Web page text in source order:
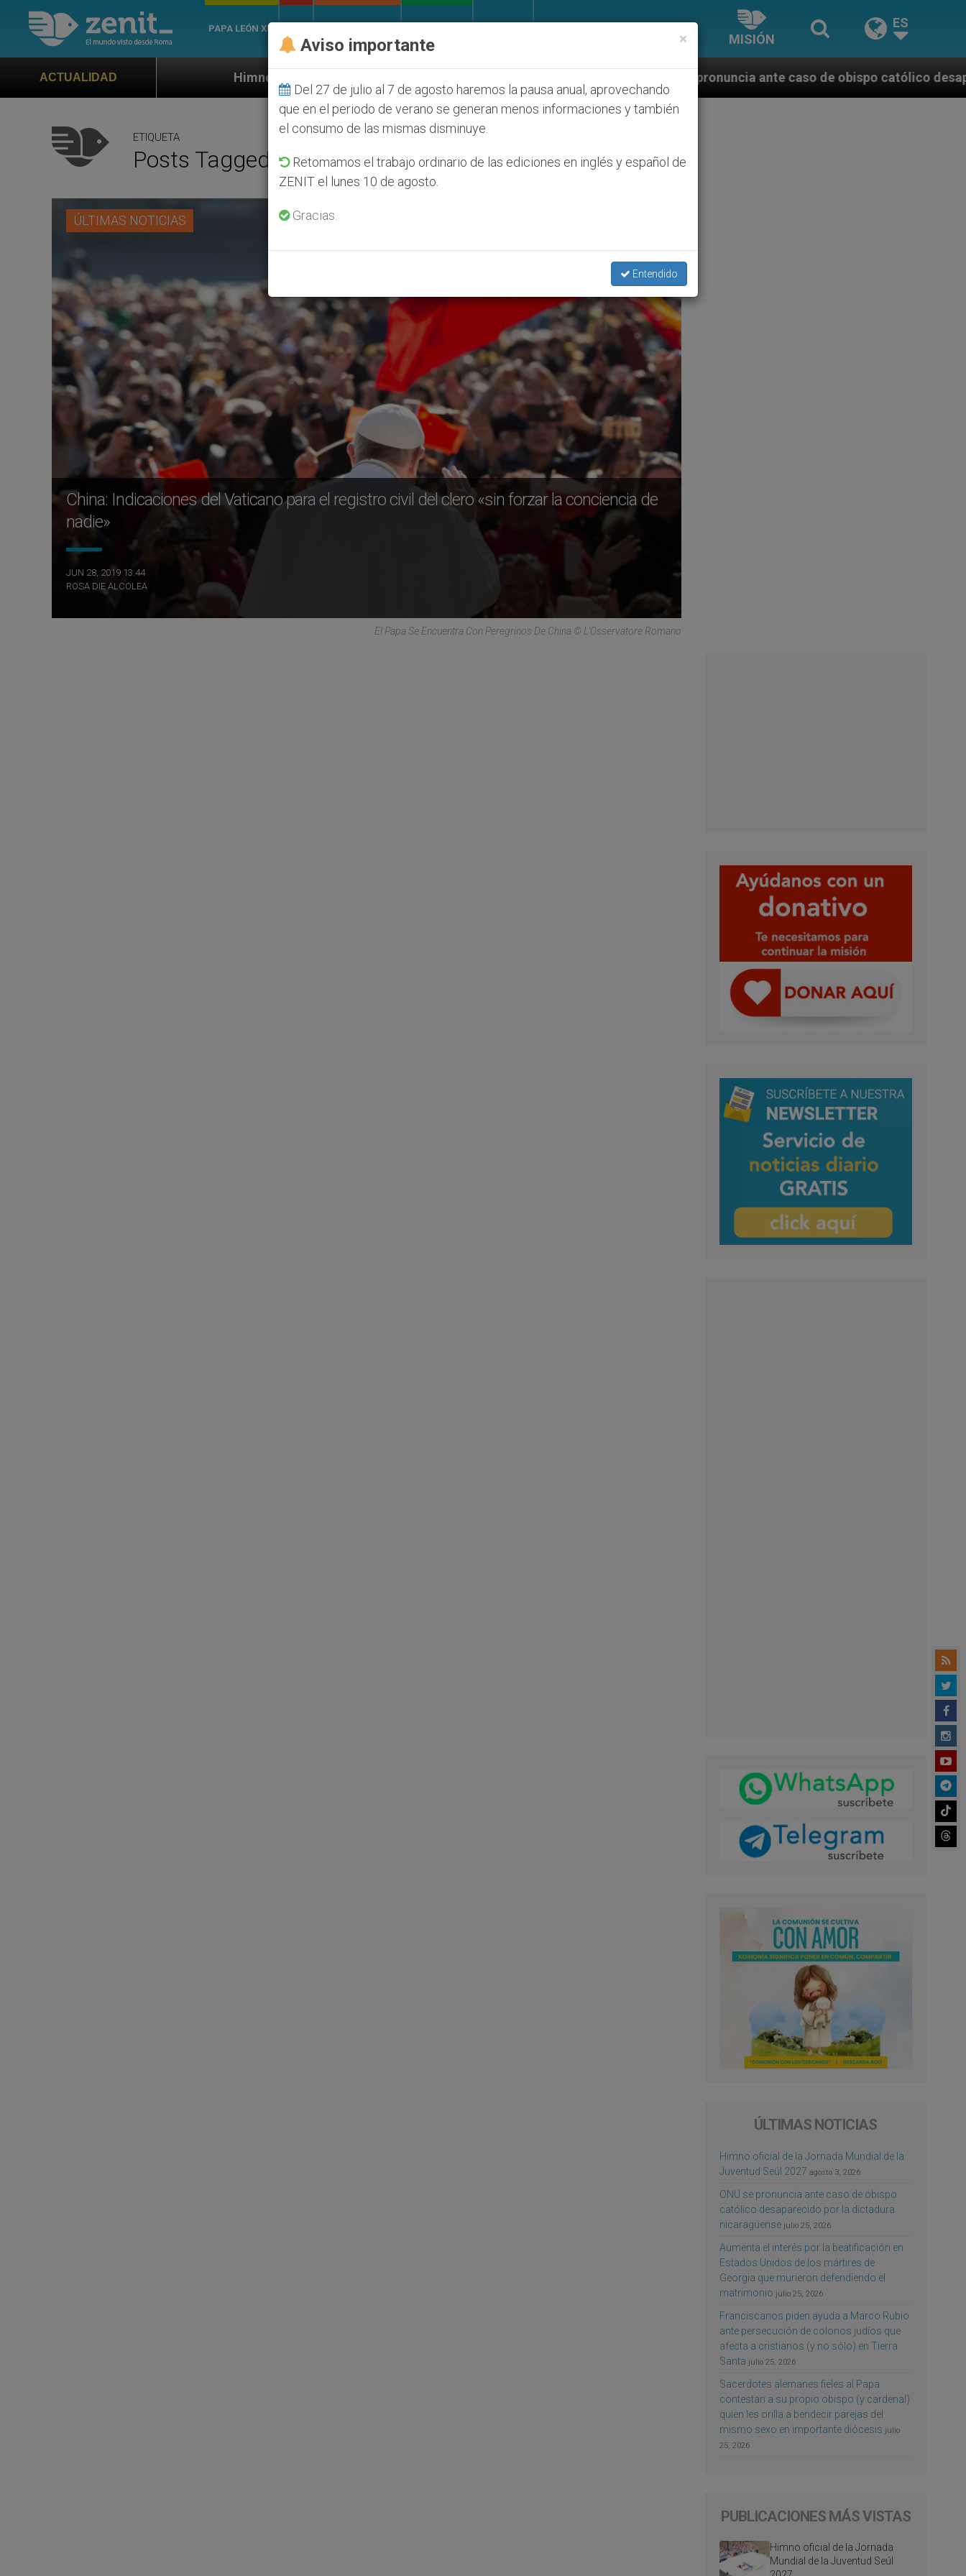
PAPA LEÓN XIV
MISIÓN
ES
ACTUALIDADHimno oficial de la Jornada Mundial de la Juventud Seúl 2027 ONU se pronuncia ante caso de obispo católico desaparecido por la
ETIQUETA
Posts Tagged ‘independiente’
ÚLTIMAS NOTICIAS
China: Indicaciones del Vaticano para el registro civil del clero «sin forzar la conciencia de
nadie»
JUN 28, 2019 13:44
ROSA DIE ALCOLEA
El Papa Se Encuentra Con Peregrinos De China © L'Osservatore Romano
ÚLTIMAS NOTICIAS
Himno oficial de la Jornada Mundial de la
Juventud Seúl 2027 agosto 3, 2026
ONU se pronuncia ante caso de obispo
católico desaparecido por la dictadura
nicaragüense julio 25, 2026
Aumenta el interés por la beatificación en
Estados Unidos de los mártires de
Georgia que murieron defendiendo el
matrimonio julio 25, 2026
Franciscanos piden ayuda a Marco Rubio
ante persecución de colonos judíos que
afecta a cristianos (y no sólo) en Tierra
Santa julio 25, 2026
Sacerdotes alemanes fieles al Papa
contestan a su propio obispo (y cardenal)
quien les orilla a bendecir parejas del
mismo sexo en importante diócesis julio
25, 2026
PUBLICACIONES MÁS VISTAS
Himno oficial de la Jornada
Mundial de la Juventud Seúl
×
Aviso importante
Del 27 de julio al 7 de agosto haremos la pausa anual, aprovechando
que en el periodo de verano se generan menos informaciones y también
el consumo de las mismas disminuye.
Retomamos el trabajo ordinario de las ediciones en inglés y español de
ZENIT el lunes 10 de agosto.
Gracias.
Entendido